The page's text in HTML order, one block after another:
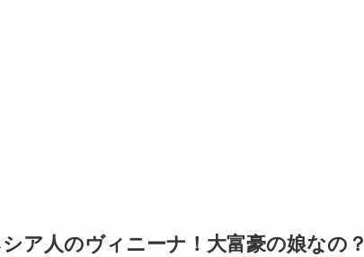
ア人のヴィニーナ！大富豪の娘なの？